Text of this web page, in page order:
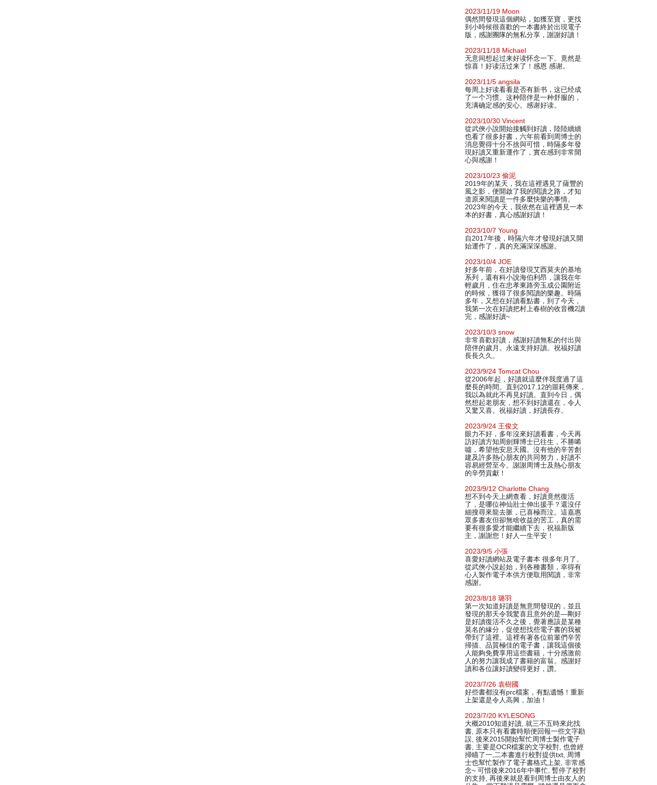
2023/11/19 Moon
偶然間發現這個網站，如獲至寶，更找
到小時候很喜歡的一本書終於出現電子
版，感謝團隊的無私分享，謝謝好讀！
2023/11/18 Michael
无意间想起过来好读怀念一下。竟然是
惊喜！好读活过来了！感恩 感谢。
2023/11/5 angsila
每周上好读看看是否有新书，这已经成
了一个习惯。这种陪伴是一种舒服的，
充满确定感的安心。感谢好读。
2023/10/30 Vincent
從武俠小說開始接觸到好讀，陸陸續續
也看了很多好書，六年前看到周博士的
消息覺得十分不捨與可惜，時隔多年發
現好讀又重新運作了，實在感到非常開
心與感謝！
2023/10/23 偷泥
2019年的某天，我在這裡遇見了薩豐的
風之影，便開啟了我的閱讀之路，才知
道原來閱讀是一件多麼快樂的事情。
2023年的今天，我依然在這裡遇見一本
本的好書，真心感謝好讀！
2023/10/7 Young
自2017年後，時隔六年才發現好讀又開
始運作了，真的充滿深深感謝。
2023/10/4 JOE
好多年前，在好讀發現艾西莫夫的基地
系列，還有科小說海伯利昂，讓我在年
輕歲月，住在忠孝東路旁玉成公園附近
的時候，獲得了很多閱讀的樂趣。時隔
多年，又想在好讀看點書，到了今天，
我第一次在好讀把村上春樹的收音機2讀
完，感謝好讀~
2023/10/3 snow
非常喜歡好讀，感謝好讀無私的付出與
陪伴的歲月。永遠支持好讀。祝福好讀
長長久久。
2023/9/24 Tomcat Chou
從2006年起，好讀就這麼伴我度過了這
麼長的時間。直到2017.12的噩耗傳來，
我以為就此不再見好讀。直到今日，偶
然想起老朋友，想不到好讀還在，令人
又驚又喜。祝福好讀，好讀長存。
2023/9/24 王俊文
眼力不好，多年沒來好讀看書，今天再
訪好讀方知周劍輝博士已往生，不勝唏
噓，希望他安息天國。沒有他的辛苦創
建及許多熱心朋友的共同努力，好讀不
容易經營至今。謝謝周博士及熱心朋友
的辛勞貢獻！
2023/9/12 Charlotte Chang
想不到今天上網查看，好讀竟然復活
了，是哪位神仙壯士伸出援手？還沒仔
細搜尋來龍去脈，已喜極而泣。這嘉惠
眾多書友但卻無啥收益的苦工，真的需
要有很多愛才能繼續下去，祝福新版
主，謝謝您！好人一生平安！
2023/9/5 小張
喜愛好讀網站及電子書本 很多年月了。
從武俠小說起始，到各種書類，幸得有
心人製作電子本供方便取用閱讀，非常
感謝。
2023/8/18 璐羽
第一次知道好讀是無意間發現的，並且
發現的那天令我驚喜且意外的是—剛好
是好讀復活不久之後，覺著應該是某種
莫名的緣分，促使想找些電子書的我被
帶到了這裡。這裡有著各位前輩們辛苦
掃描、品質極佳的電子書，讓我這個後
人能夠免費享用這些書籍，十分感激前
人的努力讓我成了書籍的富翁。感謝好
讀和各位讓好讀變得更好，讚。
2023/7/26 袁樹國
好些書都沒有prc檔案，有點遺憾！重新
上架還是令人高興，加油！
2023/7/20 KYLESONG
大概2010知道好讀, 就三不五時來此找
書, 原本只有看書時順便回報一些文字勘
誤, 後來2015開始幫忙周博士製作電子
書, 主要是OCR檔案的文字校對, 也曾經
掃瞄了一,二本書進行校對提供txt, 周博
士也幫忙製作了電子書格式上架, 非常感
念~ 可惜後來2016年中事忙, 暫停了校對
的支持, 再後來就是看到周博士由友人的